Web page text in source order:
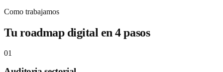
Como trabajamos
Tu roadmap digital en 4 pasos
01